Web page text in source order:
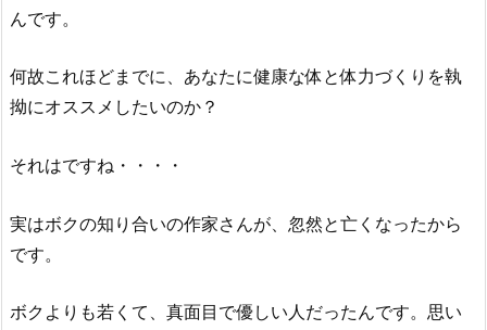
んです。
何故これほどまでに、あなたに健康な体と体力づくりを執
拗にオススメしたいのか？
それはですね・・・・
実はボクの知り合いの作家さんが、忽然と亡くなったから
です。
ボクよりも若くて、真面目で優しい人だったんです。思い